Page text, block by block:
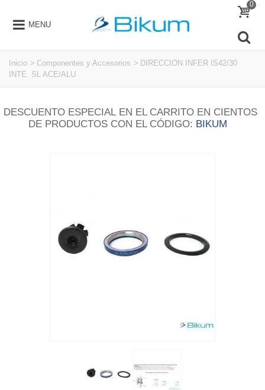
MENU
0
Inicio > Componentes y Accesorios > DIRECCION INFER IS42/30
INTE. SL ACE/ALU
DESCUENTO ESPECIAL EN EL CARRITO EN CIENTOS
DE PRODUCTOS CON EL CÓDIGO: BIKUM